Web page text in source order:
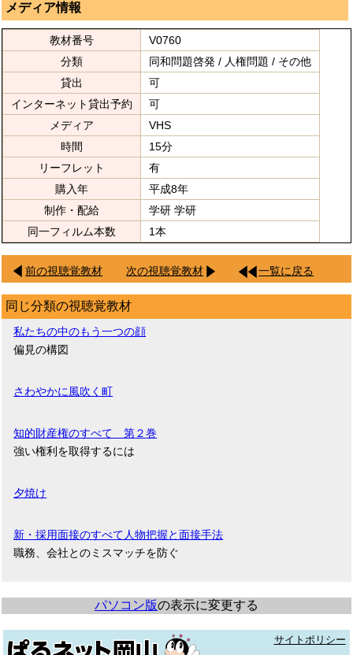
メディア情報
教材番号
V0760
分類
同和問題啓発 / 人権問題 / その他
貸出
可
インターネット貸出予約
可
メディア
VHS
時間
15分
リーフレット
有
購入年
平成8年
制作・配給
学研 学研
同一フィルム本数
1本
前の視聴覚教材 次の視聴覚教材 一覧に戻る
同じ分類の視聴覚教材
私たちの中のもう一つの顔
偏見の構図
さわやかに風吹く町
知的財産権のすべて 第２巻
強い権利を取得するには
夕焼け
新・採用面接のすべて人物把握と面接手法
職務、会社とのミスマッチを防ぐ
パソコン版の表示に変更する
サイトポリシー